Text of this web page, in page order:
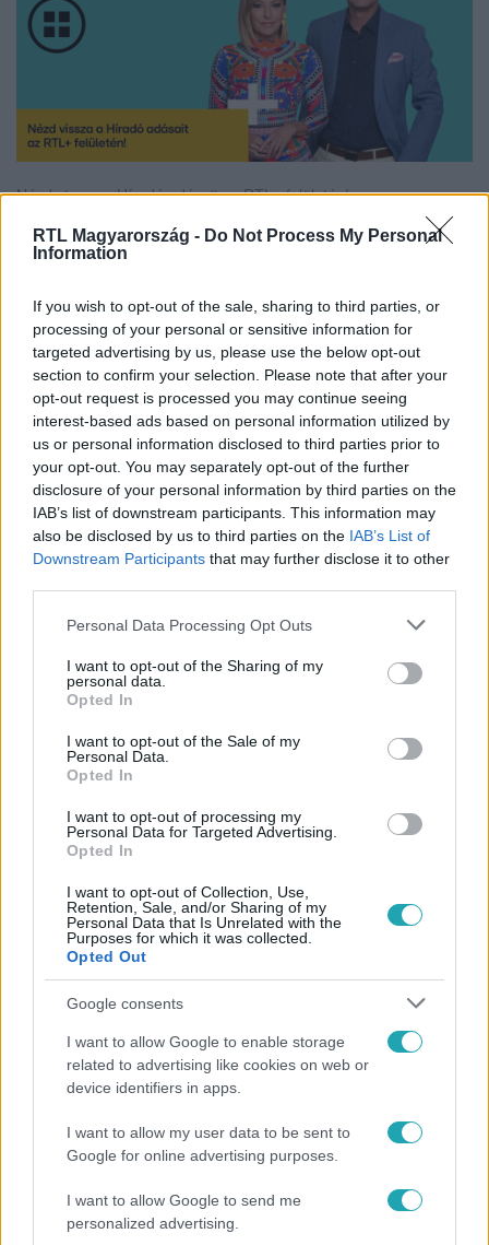
RTL Magyarország - Do Not Process My Personal
Information
If you wish to opt-out of the sale, sharing to third parties, or
processing of your personal or sensitive information for
targeted advertising by us, please use the below opt-out
section to confirm your selection. Please note that after your
opt-out request is processed you may continue seeing
interest-based ads based on personal information utilized by
us or personal information disclosed to third parties prior to
your opt-out. You may separately opt-out of the further
disclosure of your personal information by third parties on the
IAB’s list of downstream participants. This information may
also be disclosed by us to third parties on the IAB’s List of
Downstream Participants that may further disclose it to other
Please note that this website/app uses one or more Google
not limited to your visit or usage behaviour. You may click to
grant or deny consent to Google and its third-party tags to
use your data for below specified purposes in below Google
consent section.
Personal Data Processing Opt Outs
I want to opt-out of the Sharing of my
personal data.
Opted In
I want to opt-out of the Sale of my
Personal Data.
Opted In
I want to opt-out of processing my
Personal Data for Targeted Advertising.
Opted In
I want to opt-out of Collection, Use,
Retention, Sale, and/or Sharing of my
Personal Data that Is Unrelated with the
Purposes for which it was collected.
Opted Out
Google consents
I want to allow Google to enable storage
related to advertising like cookies on web or
device identifiers in apps.
I want to allow my user data to be sent to
Google for online advertising purposes.
I want to allow Google to send me
personalized advertising.
Nézd vissza a Híradó adásait az RTL+ felületén!
legyen a Google-találatokban!
Kövess minket, és értesülj a friss hírekről a
Facebookon is!
HÍRADÓ #TŰZ # VIHAR #NYOMOZÁS
Népszerű